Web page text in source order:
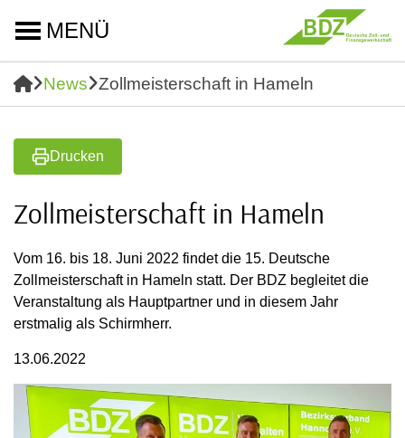
MENÜ
News Zollmeisterschaft in Hameln
Drucken
Zollmeisterschaft in Hameln
Vom 16. bis 18. Juni 2022 findet die 15. Deutsche
Zollmeisterschaft in Hameln statt. Der BDZ begleitet die
Veranstaltung als Hauptpartner und in diesem Jahr
erstmalig als Schirmherr.
13.06.2022